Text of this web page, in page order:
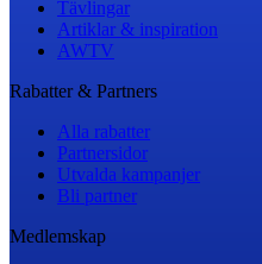
Tävlingar
Artiklar & inspiration
AWTV
Rabatter & Partners
Alla rabatter
Partnersidor
Utvalda kampanjer
Bli partner
Medlemskap